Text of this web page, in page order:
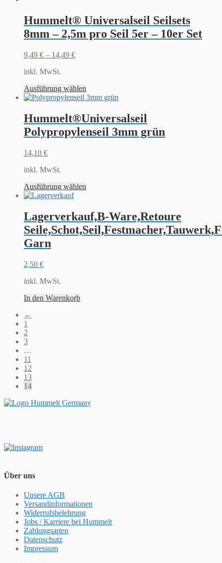
Hummelt® Universalseil Seilsets
8mm – 2,5m pro Seil 5er – 10er Set
9,49 € – 14,49 €
inkl. MwSt.
Ausführung wählen
Hummelt®Universalseil
Polypropylenseil 3mm grün
14,10 €
inkl. MwSt.
Ausführung wählen
Lagerverkauf,B-Ware,Retoure
Garn
2,50 €
inkl. MwSt.
In den Warenkorb
←
1
2
3
…
11
12
13
14
Über uns
Unsere AGB
Versandinformationen
Widerrufsbelehrung
Jobs / Karriere bei Hummelt
Zahlungsarten
Datenschutz
Impressum